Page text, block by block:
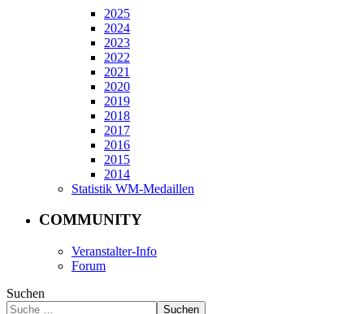
2025
2024
2023
2022
2021
2020
2019
2018
2017
2016
2015
2014
Statistik WM-Medaillen
COMMUNITY
Veranstalter-Info
Forum
Suchen
Suchen